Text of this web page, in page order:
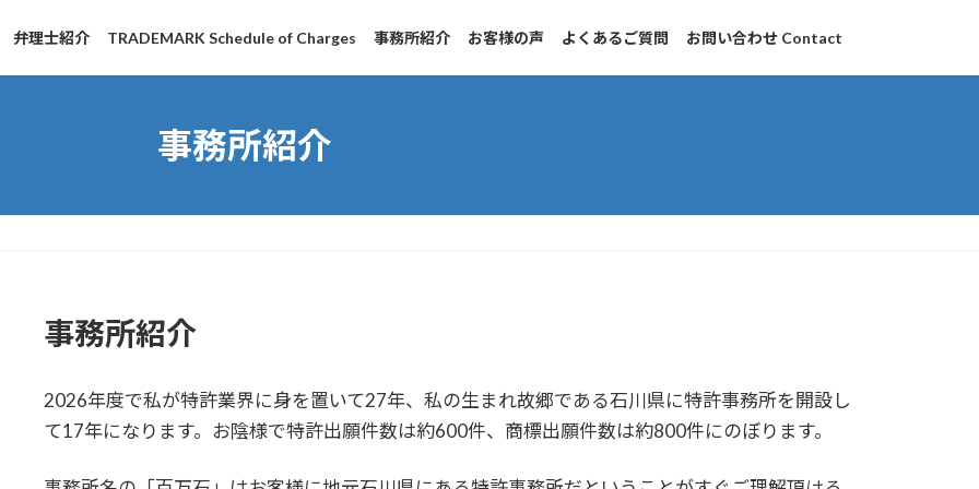
弁理士紹介 TRADEMARK Schedule of Charges 事務所紹介 お客様の声 よくあるご質問 お問い合わせ Contact
事務所紹介
事務所紹介
2026年度で私が特許業界に身を置いて27年、私の生まれ故郷である石川県に特許事務所を開設し
て17年になります。お陰様で特許出願件数は約600件、商標出願件数は約800件にのぼります。